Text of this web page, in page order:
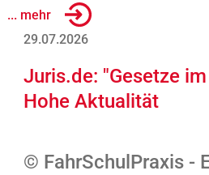
... mehr
29.07.2026
Juris.de: "Gesetze
Hohe Aktualität
© FahrSchulPraxis -